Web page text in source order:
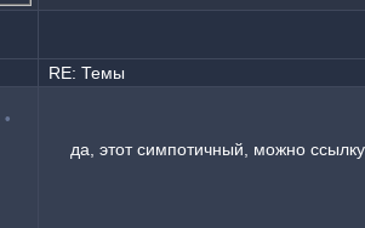
RE: Темы
•
да, этот симпотичный, можно